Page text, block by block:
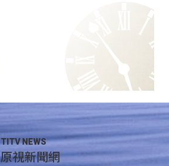
TITV NEWS
原視新聞網